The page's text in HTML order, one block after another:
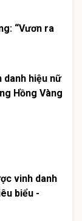
“Vươn ra
danh hiệu nữ
Hồng Vàng
vinh danh
biểu -